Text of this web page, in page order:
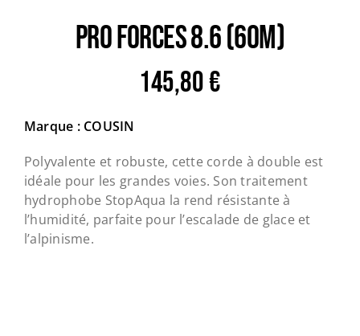
PRO FORCES 8.6 (60m)
145,80€
Marque : COUSIN
Polyvalente et robuste, cette corde à double est
idéale pour les grandes voies. Son traitement
hydrophobe StopAqua la rend résistante à
l’humidité, parfaite pour l’escalade de glace et
l’alpinisme.